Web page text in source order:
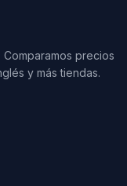
precios
y más tiendas.